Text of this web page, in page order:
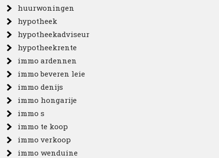
huurwoningen
hypotheek
hypotheekadviseur
hypotheekrente
immo ardennen
immo beveren leie
immo denijs
immo hongarije
immo s
immo te koop
immo verkoop
immo wenduine